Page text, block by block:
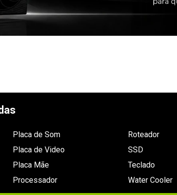
Placa de Som
Placa de Video
Placa Mãe
Processador
Roteador
SSD
Teclado
Water Cooler